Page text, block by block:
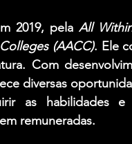
2019, pela All
(AACC). Ele
Com
diversas
as habilidades
remuneradas.